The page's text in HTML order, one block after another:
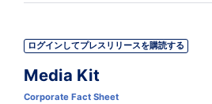
ログインしてプレスリリースを購読する
Media Kit
Corporate Fact Sheet